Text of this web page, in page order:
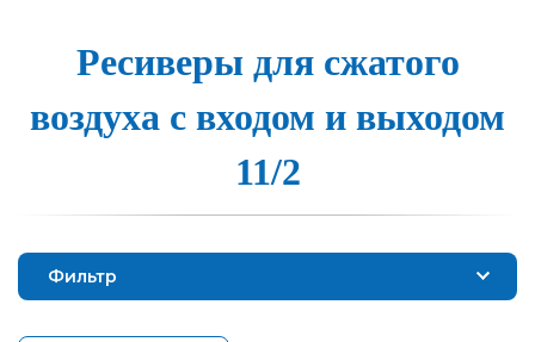
Ресиве­ры для сжа­то­го
воз­ду­ха с вхо­дом и вы­хо­дом
11/2
Фильтр